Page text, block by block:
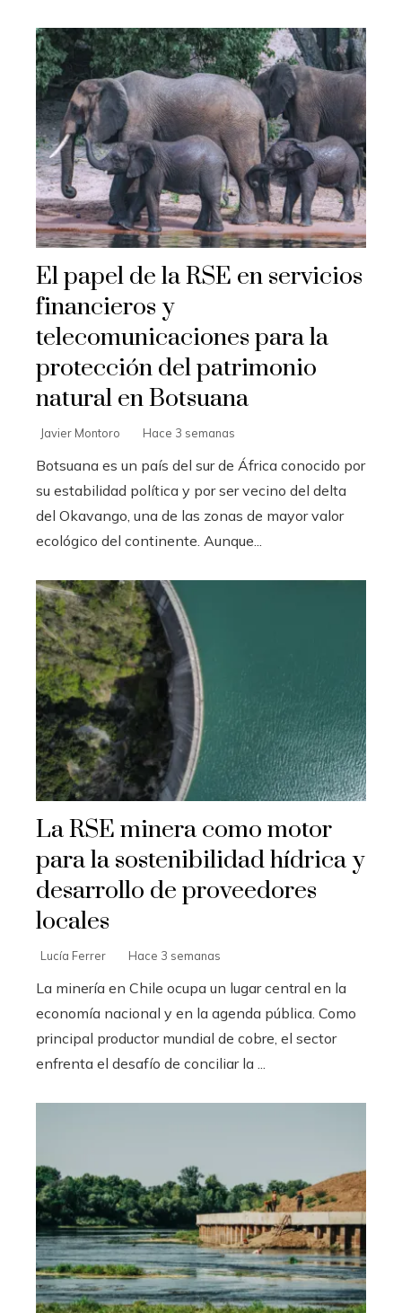
El papel de la RSE en servicios
financieros y
telecomunicaciones para la
protección del patrimonio
natural en Botsuana
Javier Montoro Hace 3 semanas
Botsuana es un país del sur de África conocido por
su estabilidad política y por ser vecino del delta
del Okavango, una de las zonas de mayor valor
ecológico del continente. Aunque...
La RSE minera como motor
para la sostenibilidad hídrica y
desarrollo de proveedores
locales
Lucía Ferrer Hace 3 semanas
La minería en Chile ocupa un lugar central en la
economía nacional y en la agenda pública. Como
principal productor mundial de cobre, el sector
enfrenta el desafío de conciliar la ...